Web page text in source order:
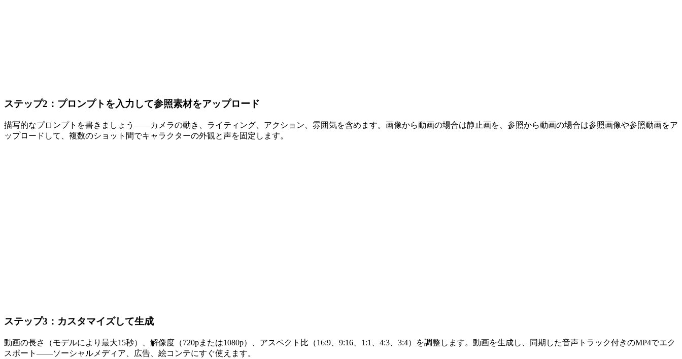
ステップ2：プロンプトを入力して参照素材をアップロード
描写的なプロンプトを書きましょう——カメラの動き、ライティング、アクション、雰囲気を含めます。画像から動画の場合は静止画を、参照から動画の場合は参照画像や参照動画をア
ップロードして、複数のショット間でキャラクターの外観と声を固定します。
ステップ3：カスタマイズして生成
動画の長さ（モデルにより最大15秒）、解像度（720pまたは1080p）、アスペクト比（16:9、9:16、1:1、4:3、3:4）を調整します。動画を生成し、同期した音声トラック付きのMP4でエク
スポート——ソーシャルメディア、広告、絵コンテにすぐ使えます。